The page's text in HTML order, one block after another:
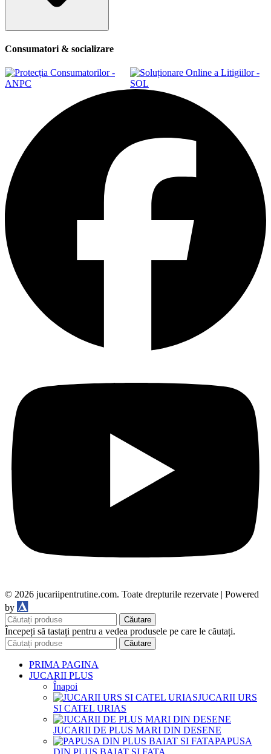
Consumatori & socializare
© 2026 jucariipentrutine.com. Toate drepturile rezervate | Powered
by
Căutare
Începeți să tastați pentru a vedea produsele pe care le căutați.
Căutare
PRIMA PAGINA
JUCARII PLUS
Înapoi
JUCARII URS
SI CATEL URIAS
JUCARII DE PLUS MARI DIN DESENE
PAPUSA